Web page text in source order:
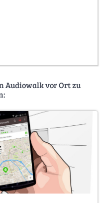
Audiowalk vor Ort zu